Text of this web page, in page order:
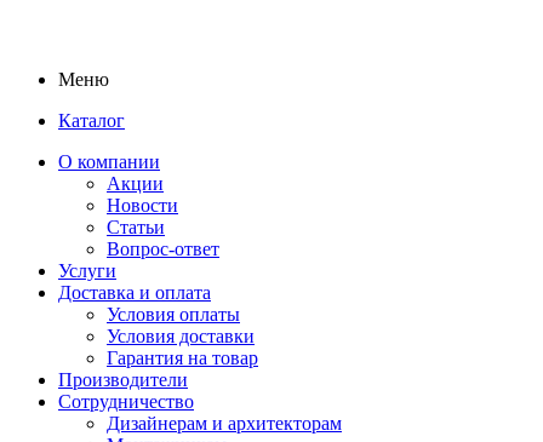
Меню
Каталог
О компании
Акции
Новости
Статьи
Вопрос-ответ
Услуги
Доставка и оплата
Условия оплаты
Условия доставки
Гарантия на товар
Производители
Сотрудничество
Дизайнерам и архитекторам